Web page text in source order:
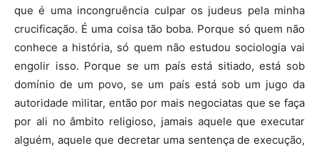
que é uma incongruência culpar os judeus pela minha
crucificação. É uma coisa tão boba. Porque só quem não
conhece a história, só quem não estudou sociologia vai
engolir isso. Porque se um país está sitiado, está sob
domínio de um povo, se um país está sob um jugo da
autoridade militar, então por mais negociatas que se faça
por ali no âmbito religioso, jamais aquele que executar
alguém, aquele que decretar uma sentença de execução,